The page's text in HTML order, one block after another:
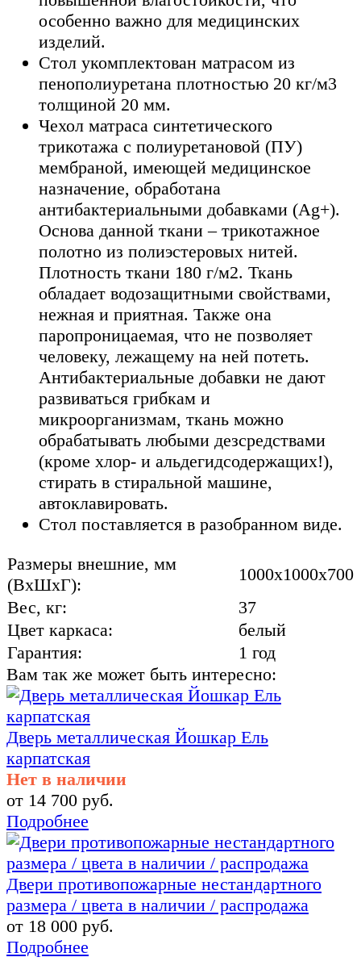
особенно важно для медицинских
изделий.
Стол укомплектован матрасом из
пенополиуретана плотностью 20 кг/м3
толщиной 20 мм.
Чехол матраса синтетического
трикотажа с полиуретановой (ПУ)
мембраной, имеющей медицинское
назначение, обработана
антибактериальными добавками (Ag+).
Основа данной ткани – трикотажное
полотно из полиэстеровых нитей.
Плотность ткани 180 г/м2. Ткань
обладает водозащитными свойствами,
нежная и приятная. Также она
паропроницаемая, что не позволяет
человеку, лежащему на ней потеть.
Антибактериальные добавки не дают
развиваться грибкам и
микроорганизмам, ткань можно
обрабатывать любыми дезсредствами
(кроме хлор- и альдегидсодержащих!),
стирать в стиральной машине,
автоклавировать.
Стол поставляется в разобранном виде.
Размеры внешние, мм
(ВхШхГ):
1000x1000x700
Вес, кг:
37
Цвет каркаса:
белый
Гарантия:
1 год
Вам так же может быть интересно:
Дверь металлическая Йошкар Ель
карпатская
Нет в наличии
от 14 700 руб.
Подробнее
Двери противопожарные нестандартного
размера / цвета в наличии / распродажа
от 18 000 руб.
Подробнее